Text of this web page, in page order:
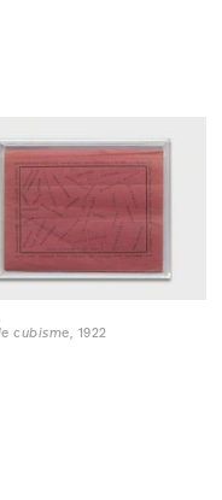
cubisme , 1922